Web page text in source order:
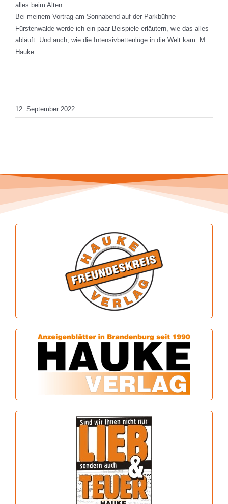
alles beim Alten.
Bei meinem Vortrag am Sonnabend auf der Parkbühne
Fürstenwalde werde ich ein paar Beispiele erläutern, wie das alles
abläuft. Und auch, wie die Intensivbettenlüge in die Welt kam. M.
Hauke
12. September 2022